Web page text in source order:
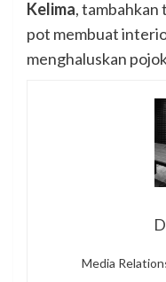
Kelima, tambahkan
pot membuat
menghaluskan
Media